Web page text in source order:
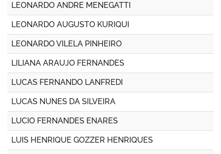
LEONARDO ANDRE MENEGATTI
LEONARDO AUGUSTO KURIQUI
LEONARDO VILELA PINHEIRO
LILIANA ARAUJO FERNANDES
LUCAS FERNANDO LANFREDI
LUCAS NUNES DA SILVEIRA
LUCIO FERNANDES ENARES
LUIS HENRIQUE GOZZER HENRIQUES